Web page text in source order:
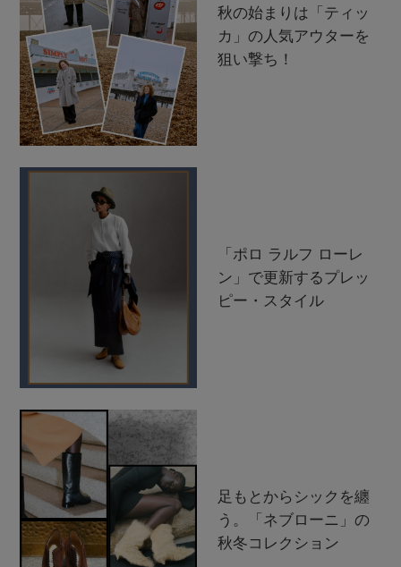
秋の始まりは「ティッ
カ」の人気アウターを
狙い撃ち！
「ポロ ラルフ ローレ
ン」で更新するプレッ
ピー・スタイル
足もとからシックを纏
う。「ネブローニ」の
秋冬コレクション